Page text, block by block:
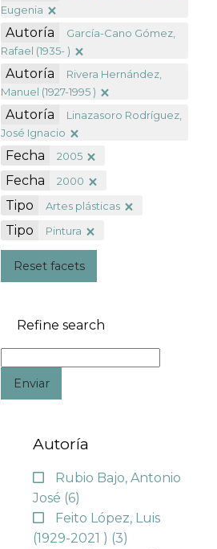
Eugenia
Autoría
García-Cano Gómez,
Rafael (1935- )
Autoría
Rivera Hernández,
Manuel (1927-1995 )
Autoría
Linazasoro Rodríguez,
José Ignacio
Fecha 2005
Fecha 2000
Tipo Artes plásticas
Tipo Pintura
Reset facets
Refine search
Enviar
Autoría
Rubio Bajo, Antonio
José (6)
Feito López, Luis
(1929-2021 ) (3)